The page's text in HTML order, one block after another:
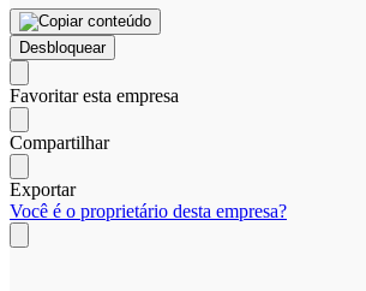
Desbloquear
Favoritar esta empresa
Compartilhar
Exportar
Você é o proprietário desta empresa?